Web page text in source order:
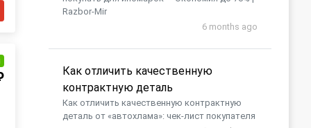
Razbor-Mir
6 months ago
Как отличить качественную
контрактную деталь
Как отличить качественную контрактную
деталь от «автохлама»: чек-лист покупателя